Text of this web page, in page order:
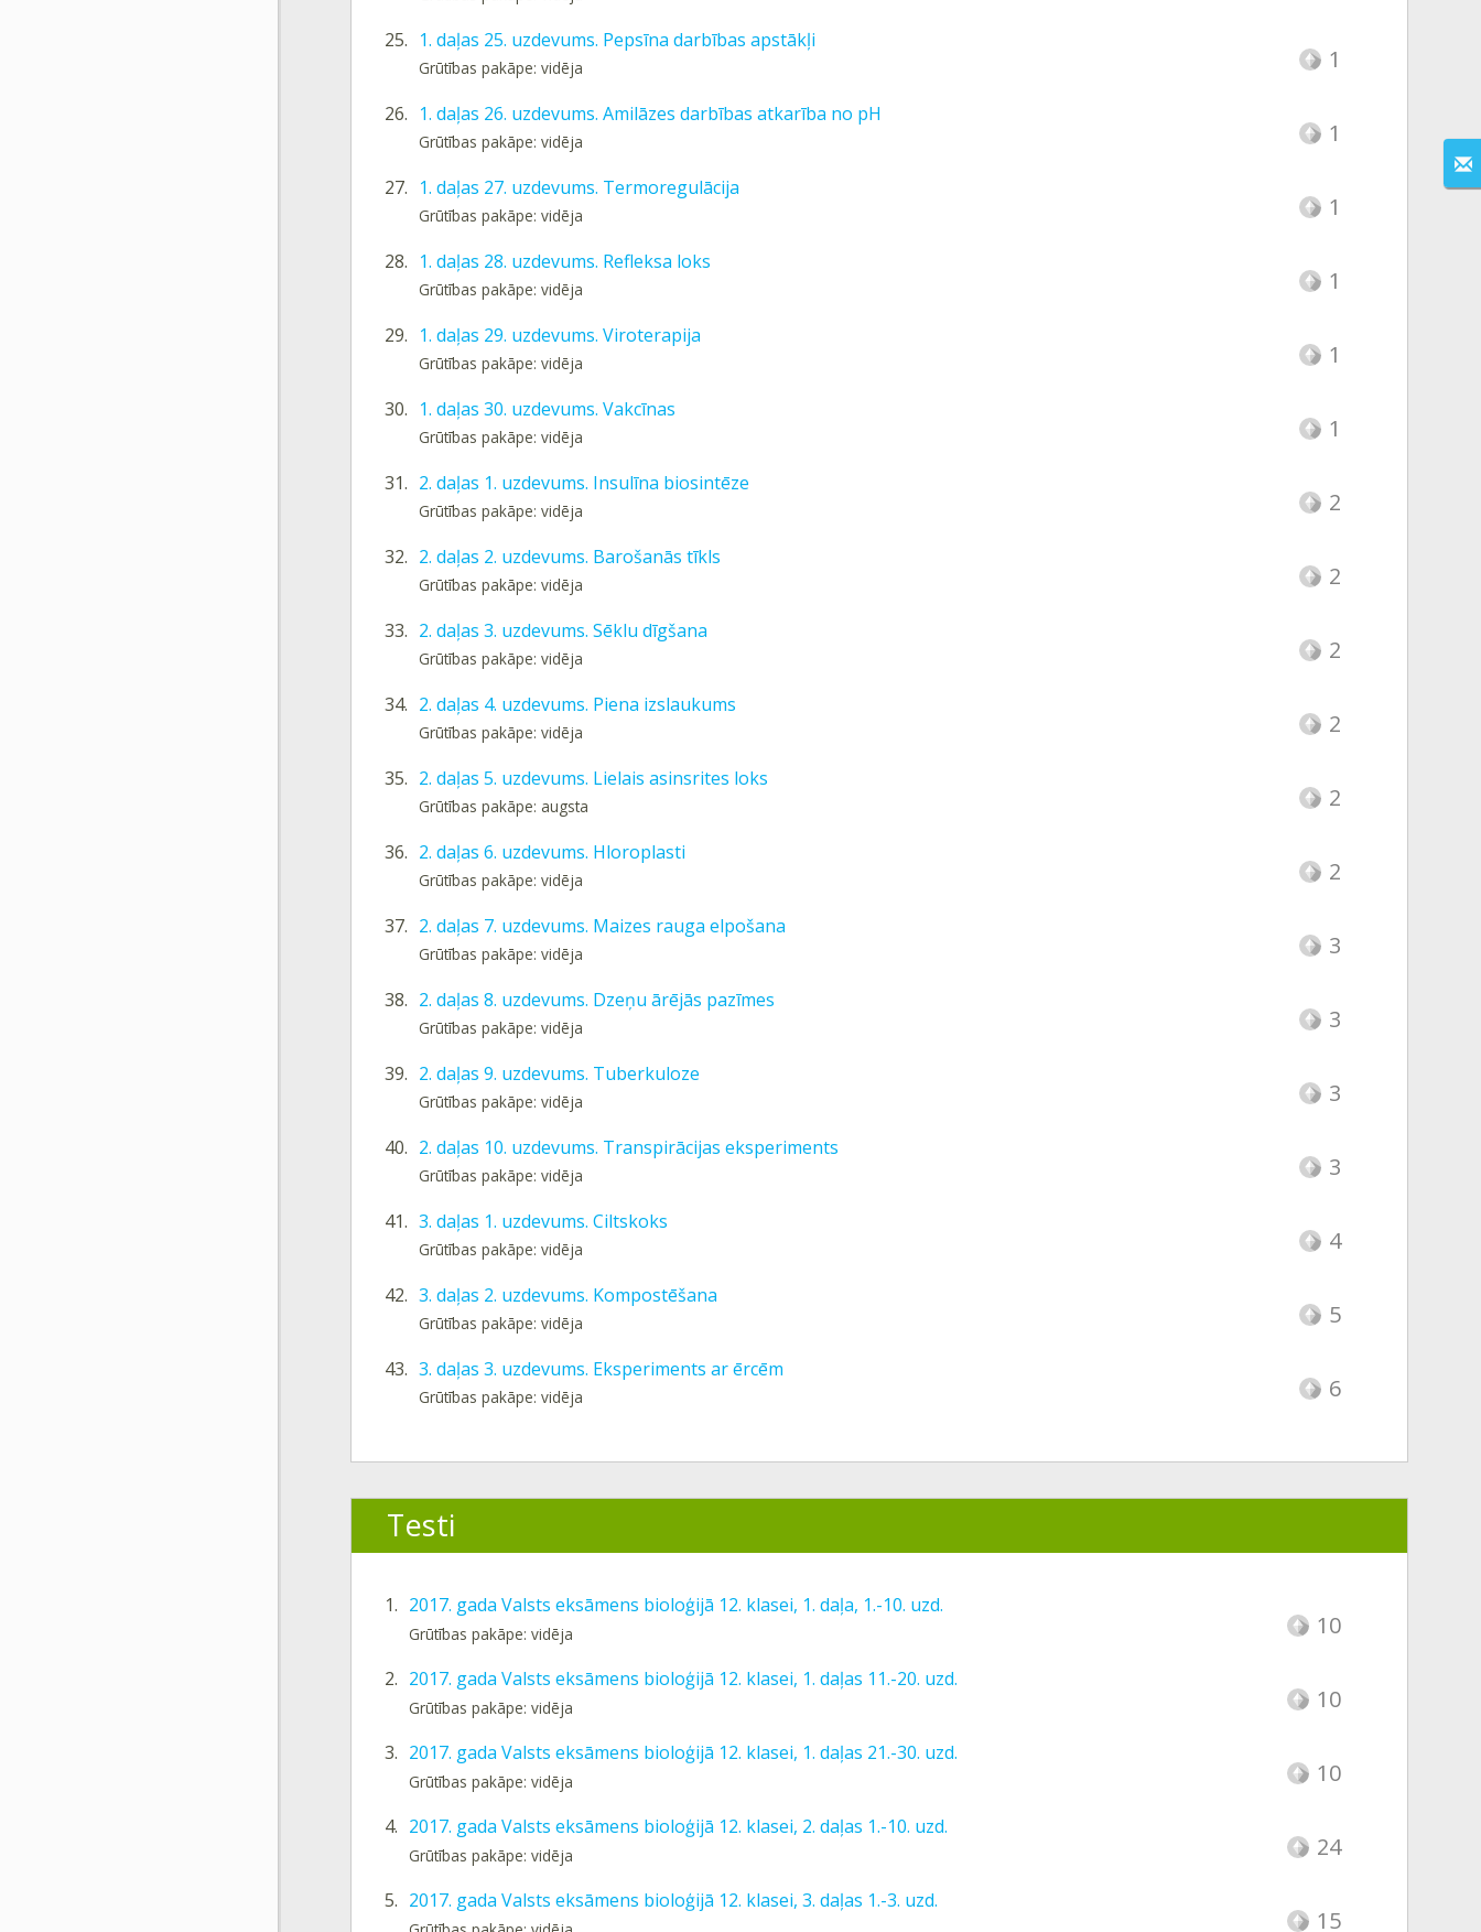
25. 1. daļas 25. uzdevums. Pepsīna darbības apstākļi
Grūtības pakāpe: vidēja 1
26. 1. daļas 26. uzdevums. Amilāzes darbības atkarība no pH
Grūtības pakāpe: vidēja 1
27. 1. daļas 27. uzdevums. Termoregulācija
Grūtības pakāpe: vidēja 1
28. 1. daļas 28. uzdevums. Refleksa loks
Grūtības pakāpe: vidēja 1
29. 1. daļas 29. uzdevums. Viroterapija
Grūtības pakāpe: vidēja 1
30. 1. daļas 30. uzdevums. Vakcīnas
Grūtības pakāpe: vidēja 1
31. 2. daļas 1. uzdevums. Insulīna biosintēze
Grūtības pakāpe: vidēja 2
32. 2. daļas 2. uzdevums. Barošanās tīkls
Grūtības pakāpe: vidēja 2
33. 2. daļas 3. uzdevums. Sēklu dīgšana
Grūtības pakāpe: vidēja 2
34. 2. daļas 4. uzdevums. Piena izslaukums
Grūtības pakāpe: vidēja 2
35. 2. daļas 5. uzdevums. Lielais asinsrites loks
Grūtības pakāpe: augsta 2
36. 2. daļas 6. uzdevums. Hloroplasti
Grūtības pakāpe: vidēja 2
37. 2. daļas 7. uzdevums. Maizes rauga elpošana
Grūtības pakāpe: vidēja 3
38. 2. daļas 8. uzdevums. Dzeņu ārējās pazīmes
Grūtības pakāpe: vidēja 3
39. 2. daļas 9. uzdevums. Tuberkuloze
Grūtības pakāpe: vidēja 3
40. 2. daļas 10. uzdevums. Transpirācijas eksperiments
Grūtības pakāpe: vidēja 3
41. 3. daļas 1. uzdevums. Ciltskoks
Grūtības pakāpe: vidēja 4
42. 3. daļas 2. uzdevums. Kompostēšana
Grūtības pakāpe: vidēja 5
43. 3. daļas 3. uzdevums. Eksperiments ar ērcēm
Grūtības pakāpe: vidēja 6
Testi
1. 2017. gada Valsts eksāmens bioloģijā 12. klasei, 1. daļa, 1.-10. uzd.
Grūtības pakāpe: vidēja 10
2. 2017. gada Valsts eksāmens bioloģijā 12. klasei, 1. daļas 11.-20. uzd.
Grūtības pakāpe: vidēja 10
3. 2017. gada Valsts eksāmens bioloģijā 12. klasei, 1. daļas 21.-30. uzd.
Grūtības pakāpe: vidēja 10
4. 2017. gada Valsts eksāmens bioloģijā 12. klasei, 2. daļas 1.-10. uzd.
Grūtības pakāpe: vidēja 24
5. 2017. gada Valsts eksāmens bioloģijā 12. klasei, 3. daļas 1.-3. uzd.
15